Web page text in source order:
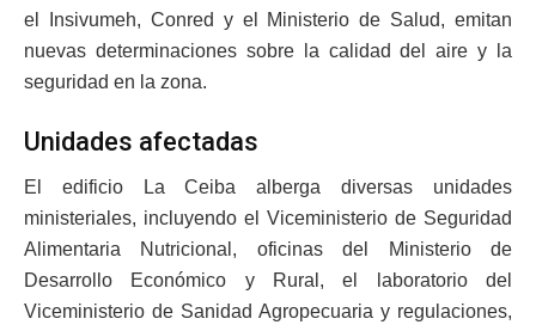
el Insivumeh, Conred y el Ministerio de Salud, emitan
nuevas determinaciones sobre la calidad del aire y la
seguridad en la zona.
Unidades afectadas
El edificio La Ceiba alberga diversas unidades
ministeriales, incluyendo el Viceministerio de Seguridad
Alimentaria Nutricional, oficinas del Ministerio de
Desarrollo Económico y Rural, el laboratorio del
Viceministerio de Sanidad Agropecuaria y regulaciones,